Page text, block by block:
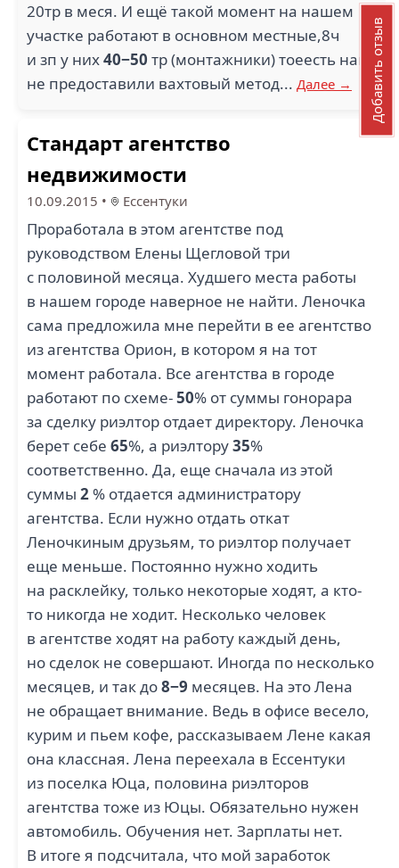
20тр в меся. И ещё такой момент на нашем
участке работают в основном местные,8ч
и зп у них40−50 тр (монтажники) тоеесть нам
не предоставили вахтовый метод... Далее →
Стандарт агентство
недвижимости
10.09.2015 • Ессентуки
Проработала в этом агентстве под
руководством Елены Щегловой три
с половиной месяца. Худшего места работы
в нашем городе наверное не найти. Леночка
сама предложила мне перейти в ее агентство
из агентства Орион, в котором я на тот
момент работала. Все агентства в городе
работают по схеме-50% от суммы гонорара
за сделку риэлтор отдает директору. Леночка
берет себе 65%, а риэлтору35%
соответственно. Да, еще сначала из этой
суммы 2% отдается администратору
агентства. Если нужно отдать откат
Леночкиным друзьям, то риэлтор получает
еще меньше. Постоянно нужно ходить
на расклейку, только некоторые ходят, а кто-
то никогда не ходит. Несколько человек
в агентстве ходят на работу каждый день,
но сделок не совершают. Иногда по несколько
месяцев, и так до8−9 месяцев. На это Лена
не обращает внимание. Ведь в офисе весело,
курим и пьем кофе, рассказываем Лене какая
она классная. Лена переехала в Ессентуки
из поселка Юца, половина риэлторов
агентства тоже из Юцы. Обязательно нужен
автомобиль. Обучения нет. Зарплаты нет.
В итоге я подсчитала, что мой заработок
Добавить отзыв